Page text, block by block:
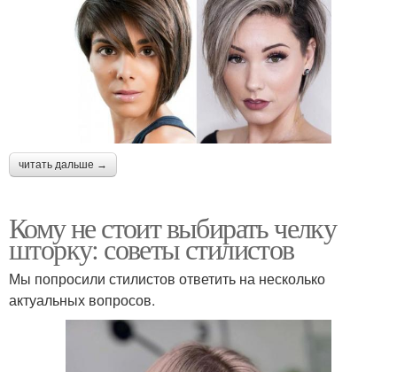
читать дальше →
Кому не стоит выбирать челку
шторку: советы стилистов
Мы попросили стилистов ответить на несколько
актуальных вопросов.